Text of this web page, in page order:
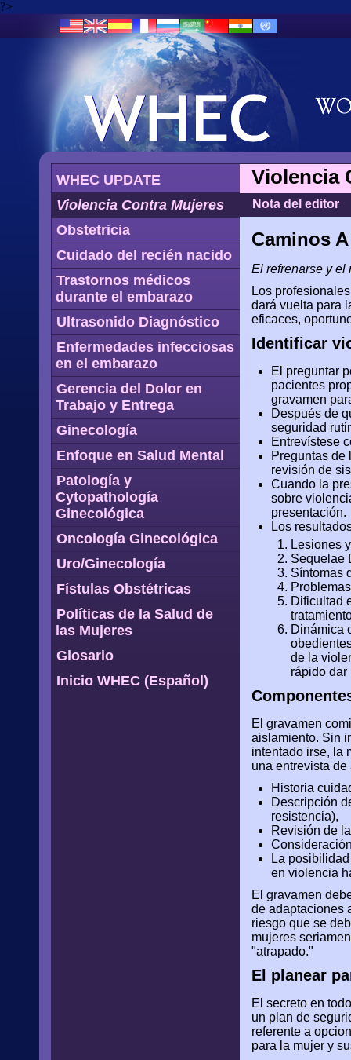
?>
WHEC UPDATE
Violencia Contra Mujeres
Obstetricia
Cuidado del recién nacido
Trastornos médicos
durante el embarazo
Ultrasonido Diagnóstico
Enfermedades infecciosas
en el embarazo
Gerencia del Dolor en
Trabajo y Entrega
Ginecología
Enfoque en Salud Mental
Patología y
Cytopathología
Ginecológica
Oncología Ginecológica
Uro/Ginecología
Fístulas Obstétricas
Políticas de la Salud de
las Mujeres
Glosario
Inicio WHEC (Español)
Violencia
Nota del editor
Caminos
El refrenarse y el
Los
dará vuelta para
eficaces,
Identificar
El preguntar
pacientes
gravamen
Después de
seguridad
Entrevístese
Preguntas de
revisión de
Cuando la
sobre
presentación.
Los
Lesiones
Sequelae
Síntomas
Dificultad
Dinámica
de la
rápido
El gravamen
aislamiento. Sin
intentado irse, la
una entrevista
Historia
Descripción
resistencia),
Revisión de
La
en violencia
El gravamen
de adaptaciones
riesgo que se
mujeres
"atrapado."
El planear
El secreto en
un plan de
referente a
para la mujer y